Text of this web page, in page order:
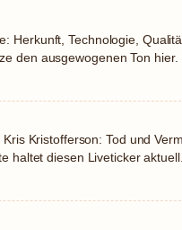
Herkunft, Technologie,
den ausgewogenen Ton hier.
Kristofferson: Tod und
haltet diesen Liveticker aktuell.